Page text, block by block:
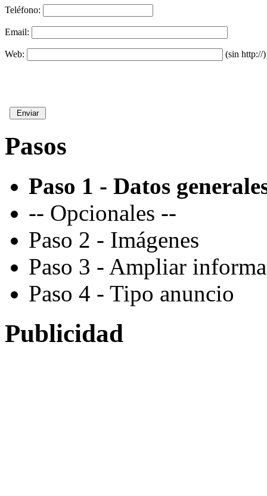
Teléfono:
Email:
Web: (sin http://)
Pasos
Paso 1 - Datos
-- Opcionales --
Paso 2 - Imágenes
Paso 3 - Ampliar
Paso 4 - Tipo anuncio
Publicidad